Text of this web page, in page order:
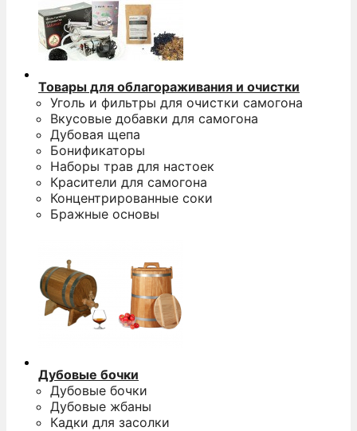
Товары для облагораживания и очистки
Уголь и фильтры для очистки самогона
Вкусовые добавки для самогона
Дубовая щепа
Бонификаторы
Наборы трав для настоек
Красители для самогона
Концентрированные соки
Бражные основы
Дубовые бочки
Дубовые бочки
Дубовые жбаны
Кадки для засолки